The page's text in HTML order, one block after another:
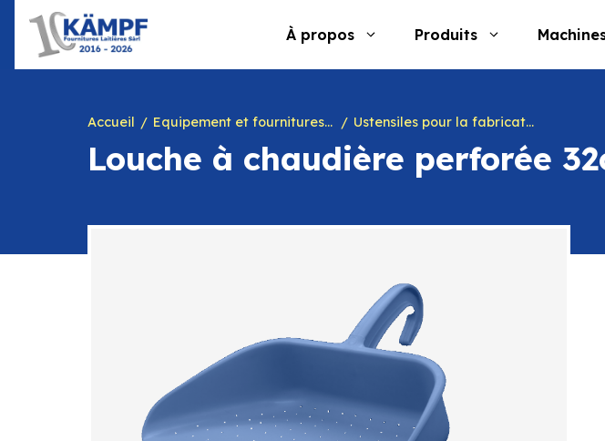
contenu
À propos Produits
Accueil Equipement et fournitures pour fromagerie Ustensiles pour la fabrication
Louche à chaudière perforée